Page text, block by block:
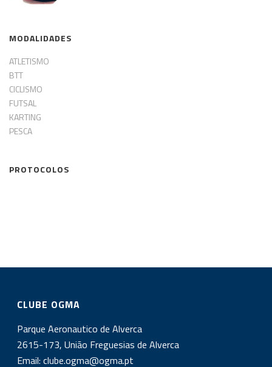
MODALIDADES
ATLETISMO
BTT
CICLISMO
FUTSAL
KARTING
PESCA
PROTOCOLOS
CLUBE OGMA
Parque Aeronautico de Alverca
2615-173, União Freguesias de Alverca
Email:clube.ogma@ogma.pt